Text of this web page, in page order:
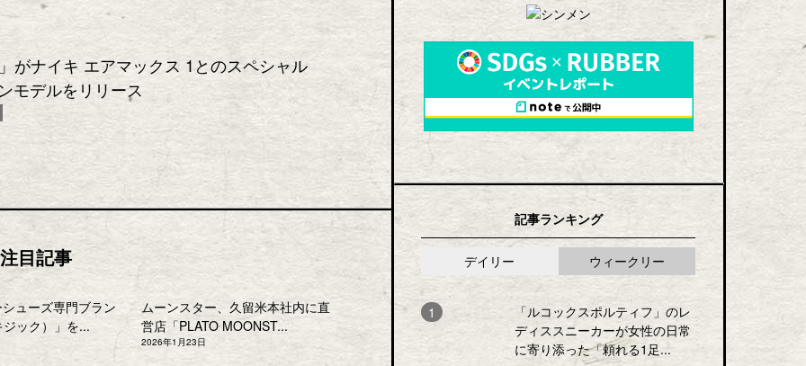
がナイキ エアマックス 1とのスペシャル
モデルをリリース
注目記事
ューズ専門ブラン
ック）」を...
ムーンスター、久留米本社内に直
営店「PLATO MOONST...
2026年1月23日
記事ランキング
デイリー ウィークリー
「ルコックスポルティフ」のレ
ディススニーカーが女性の日常
に寄り添った「頼れる1足...